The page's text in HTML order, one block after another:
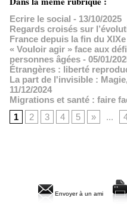
Ecrire le social - 13/10/2025
Regards croisés sur
France depuis la fin du
« Vouloir agir » face aux
personnes âgées - 05/01/
Étrangères : liberté
La part de l'invisible :
11/12/2024
Migrations et santé : faire
1
2 3 4 5 » ...
Envoyer à un ami